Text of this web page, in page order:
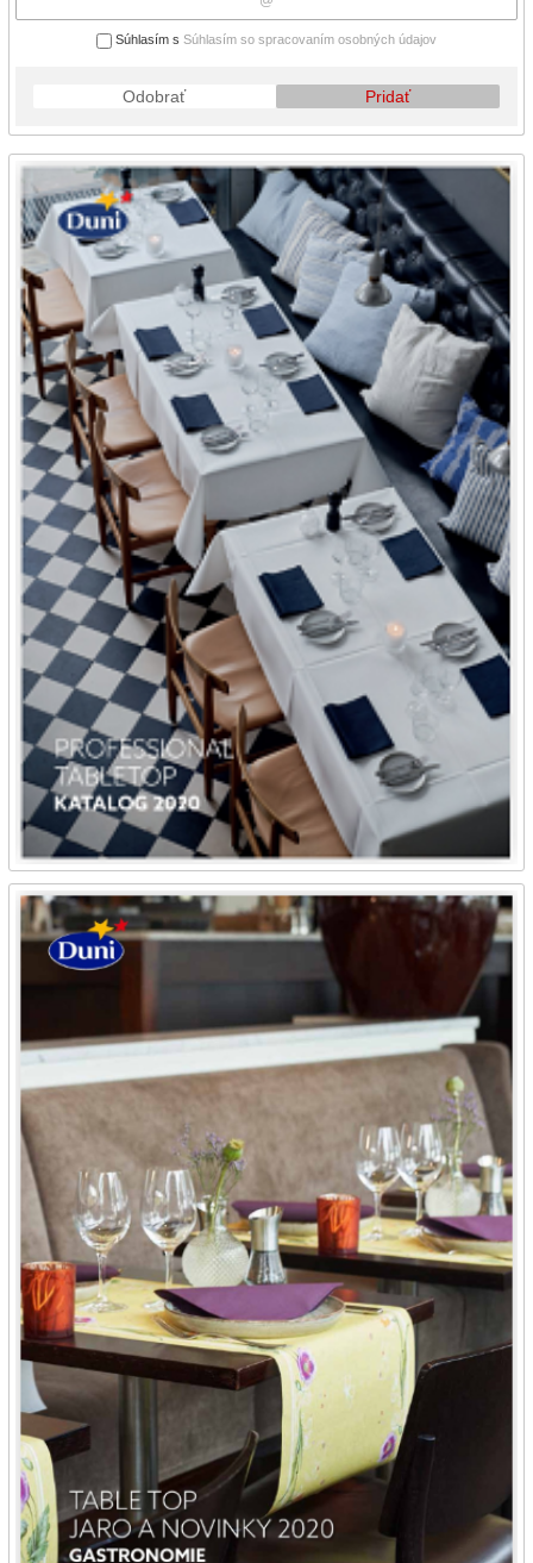
Súhlasím s Súhlasím so spracovaním osobných údajov
Odobrať Pridať